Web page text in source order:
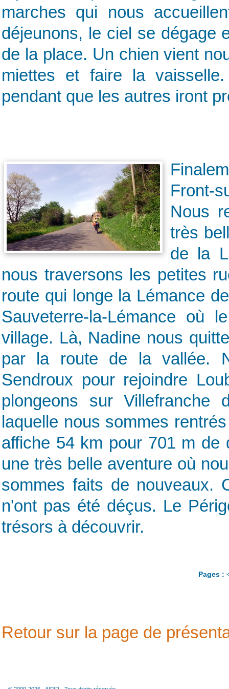
marches qui nous
déjeunons, le ciel se dégage
de la place. Un chien vient
miettes et faire la
pendant que les autres iront
Front-
Nous
très
de la
nous traversons les petites
route qui longe la Lémance
Sauveterre-la-Lémance où
village. Là, Nadine nous
par la route de la vallée.
Sendroux pour rejoindre
plongeons sur Villefranche
laquelle nous sommes
affiche 54 km pour 701 m de
une très belle aventure où
sommes faits de nouveaux.
n'ont pas été déçus. Le
trésors à découvrir.
Pages :
Retour sur la page de